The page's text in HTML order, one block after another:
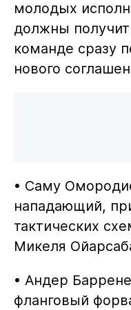
молодых
должны
команде сразу
нового
• Саму
нападающий,
тактических
Микеля
• Андер
фланговый